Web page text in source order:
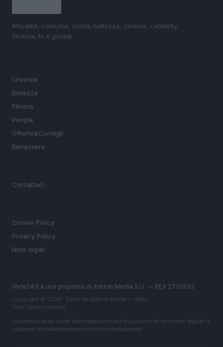
Attualità, costume, moda, bellezza, cinema, celebrity,
musica, tv e gossip.
Lifestyle
Bellezza
Fitness
People
Offerte&Consigli
Benessere
Contattaci
Cookie Policy
Privacy Policy
Note legali
style24.it è una proprietà di AdHub Media S.r.l. — REA 2729933
Copyright © 2026 · Edito da AdHub Media — Italia
Tutti i diritti riservati
I contenuti sono curati dalla redazione con il supporto di strumenti digitali e
realizzati in collaborazione con autori indipendenti.